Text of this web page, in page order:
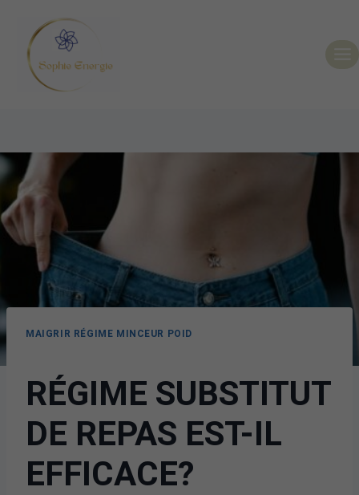
MAIGRIR RÉGIME MINCEUR POID
RÉGIME SUBSTITUT
DE REPAS EST-IL
EFFICACE?